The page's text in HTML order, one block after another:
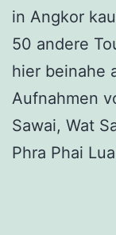
in Angkor
50 andere
hier beinahe
Aufnahmen
Sawai, Wat
Phra Phai